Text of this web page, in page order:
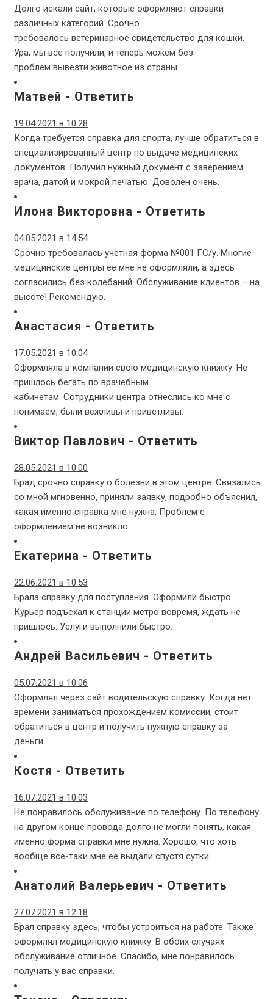
Долго искали сайт, которые оформляют справки
различных категорий. Срочно
требовалось ветеринарное свидетельство для кошки.
Ура, мы все получили, и теперь можем без
проблем вывезти животное из страны.
Матвей - Ответить
19.04.2021 в 10:28
Когда требуется справка для спорта, лучше обратиться в
специализированный центр по выдаче медицинских
документов. Получил нужный документ с заверением
врача, датой и мокрой печатью. Доволен очень.
Илона Викторовна - Ответить
04.05.2021 в 14:54
Срочно требовалась учетная форма №001 ГС/у. Многие
медицинские центры ее мне не оформляли, а здесь
согласились без колебаний. Обслуживание клиентов – на
высоте! Рекомендую.
Анастасия - Ответить
17.05.2021 в 10:04
Оформляла в компании свою медицинскую книжку. Не
пришлось бегать по врачебным
кабинетам. Сотрудники центра отнеслись ко мне с
понимаем, были вежливы и приветливы.
Виктор Павлович - Ответить
28.05.2021 в 10:00
Брад срочно справку о болезни в этом центре. Связались
со мной мгновенно, приняли заявку, подробно объяснил,
какая именно справка мне нужна. Проблем с
оформлением не возникло.
Екатерина - Ответить
22.06.2021 в 10:53
Брала справку для поступления. Оформили быстро.
Курьер подъехал к станции метро вовремя, ждать не
пришлось. Услуги выполнили быстро.
Андрей Васильевич - Ответить
05.07.2021 в 10:06
Оформлял через сайт водительскую справку. Когда нет
времени заниматься прохождением комиссии, стоит
обратиться в центр и получить нужную справку за
деньги.
Костя - Ответить
16.07.2021 в 10:03
Не понравилось обслуживание по телефону. По телефону
на другом конце провода долго не могли понять, какая
именно форма справки мне нужна. Хорошо, что хоть
вообще все-таки мне ее выдали спустя сутки.
Анатолий Валерьевич - Ответить
27.07.2021 в 12:18
Брал справку здесь, чтобы устроиться на работе. Также
оформлял медицинскую книжку. В обоих случаях
обслуживание отличное. Спасибо, мне понравилось
получать у вас справки.